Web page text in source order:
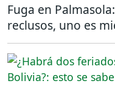
Fuga en
reclusos, uno es